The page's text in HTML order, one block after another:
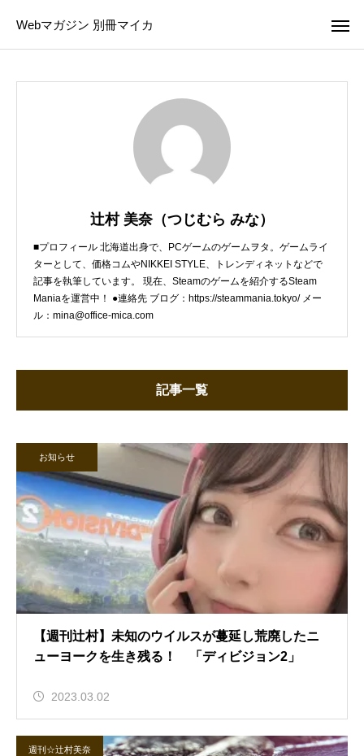
Webマガジン 別冊マイカ
辻村 美奈（つじむら みな）
■プロフィール 北海道出身で、PCゲームのゲームヲタ。ゲームライ
ターとして、価格コムやNIKKEI STYLE、トレンディネットなどで
記事を執筆しています。 現在、Steamのゲームを紹介するSteam
Maniaを運営中！ ●連絡先 ブログ：https://steammania.tokyo/ メー
ル：mina@office-mica.com
記事一覧
お知らせ
【週刊辻村】未知のウイルスが蔓延し荒廃したニ
ューヨークを生き残る！ 「ディビジョン2」
2023.03.02
週刊☆辻村美奈